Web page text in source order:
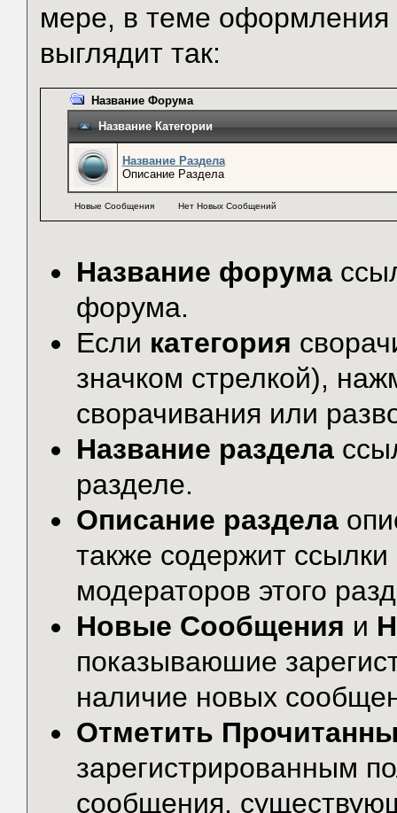
мере, в теме
выглядит так:
Название Форума
Название Категории
Название Раздела
Описание Раздела
Новые Сообщения Нет Новых Сообщений
Название форума
форума.
Если категория
значком стрелкой),
сворачивания или
Название раздела
разделе.
Описание раздела
также содержит
модераторов этого
Новые Сообщения и
показываюшие
наличие новых
Отметить
зарегистрированным
сообщения,